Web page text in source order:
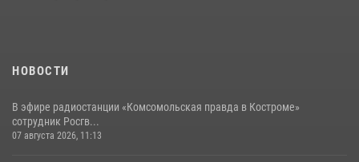
НОВОСТИ
В эфире радиостанции «Комсомольская правда в Костроме»
сотрудник Росгв...
07 августа 2026, 11:13